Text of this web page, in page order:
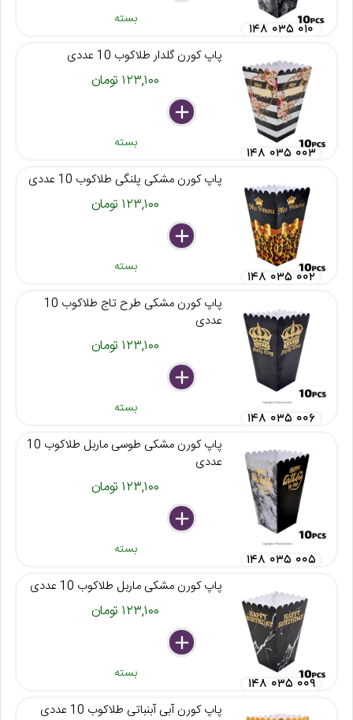
بسته
۱۴۸ ۰۳۵ ۰۱۰
پاپ کورن گلدار طلاکوب 10 عددی
۱۲۳,۱۰۰ تومان
delete
remove
add
بسته
۱۴۸ ۰۳۵ ۰۰۳
پاپ کورن مشکی پلنگی طلاکوب 10 عددی
۱۲۳,۱۰۰ تومان
delete
remove
add
بسته
۱۴۸ ۰۳۵ ۰۰۲
پاپ کورن مشکی طرح تاج طلاکوب 10
عددی
۱۲۳,۱۰۰ تومان
delete
remove
add
بسته
۱۴۸ ۰۳۵ ۰۰۶
پاپ کورن مشکی طوسی ماربل طلاکوب 10
عددی
۱۲۳,۱۰۰ تومان
delete
remove
add
بسته
۱۴۸ ۰۳۵ ۰۰۵
پاپ کورن مشکی ماربل طلاکوب 10 عددی
۱۲۳,۱۰۰ تومان
delete
remove
add
بسته
۱۴۸ ۰۳۵ ۰۰۹
پاپ کورن آبی آبنباتی طلاکوب 10 عددی